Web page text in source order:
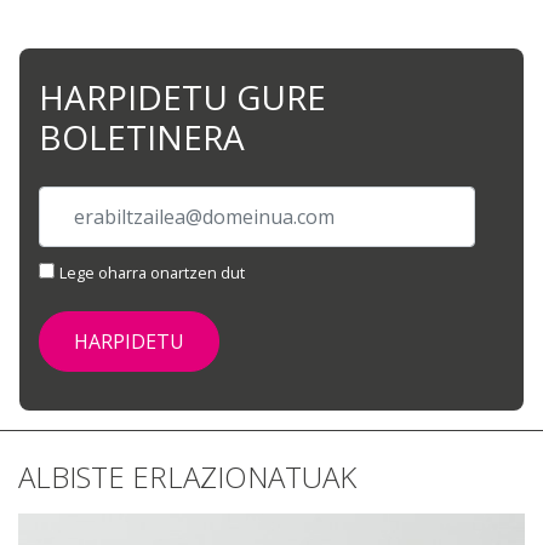
HARPIDETU GURE
BOLETINERA
Lege oharra onartzen dut
ALBISTE ERLAZIONATUAK